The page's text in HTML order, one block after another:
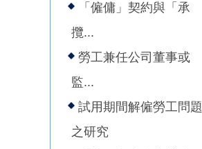
「僱傭」契約與「承
攬...
勞工兼任公司董事或
監...
試用期間解僱勞工問題
之研究